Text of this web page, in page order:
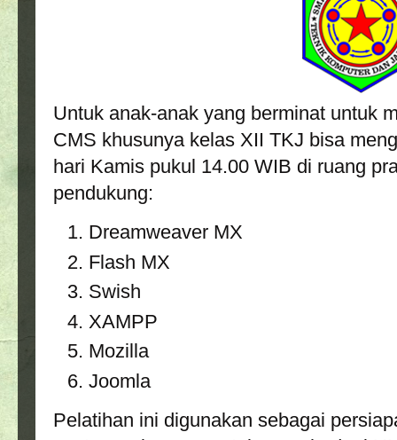
Untuk anak-anak yang berminat untuk
CMS khusunya kelas XII TKJ bisa
hari Kamis pukul 14.00 WIB di ruang
pendukung:
Dreamweaver MX
Flash MX
Swish
XAMPP
Mozilla
Joomla
Pelatihan ini digunakan sebagai